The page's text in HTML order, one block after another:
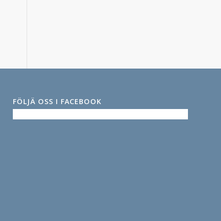
FÖLJÄ OSS I FACEBOOK